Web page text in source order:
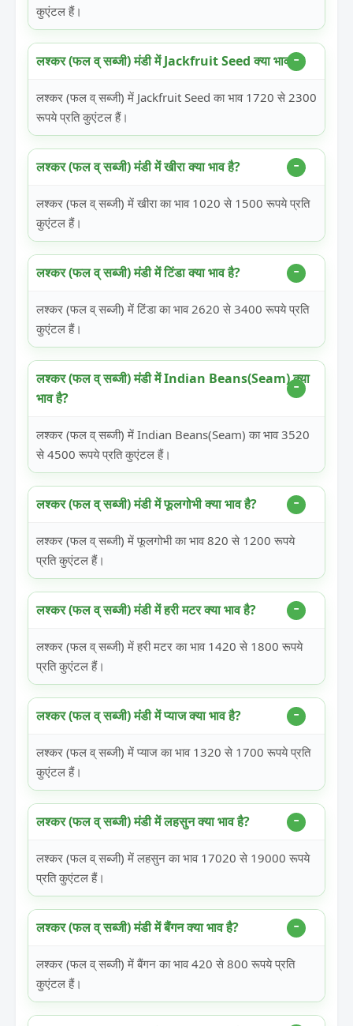
कुएंटल हैं।
लश्कर (फल व् सब्जी) मंडी में Jackfruit Seed क्या भाव है?
लश्कर (फल व् सब्जी) में Jackfruit Seed का भाव 1720 से 2300
रूपये प्रति कुएंटल हैं।
लश्कर (फल व् सब्जी) मंडी में खीरा क्या भाव है?
लश्कर (फल व् सब्जी) में खीरा का भाव 1020 से 1500 रूपये प्रति
कुएंटल हैं।
लश्कर (फल व् सब्जी) मंडी में टिंडा क्या भाव है?
लश्कर (फल व् सब्जी) में टिंडा का भाव 2620 से 3400 रूपये प्रति
कुएंटल हैं।
लश्कर (फल व् सब्जी) मंडी में Indian Beans(Seam) क्या
भाव है?
लश्कर (फल व् सब्जी) में Indian Beans(Seam) का भाव 3520
से 4500 रूपये प्रति कुएंटल हैं।
लश्कर (फल व् सब्जी) मंडी में फूलगोभी क्या भाव है?
लश्कर (फल व् सब्जी) में फूलगोभी का भाव 820 से 1200 रूपये
प्रति कुएंटल हैं।
लश्कर (फल व् सब्जी) मंडी में हरी मटर क्या भाव है?
लश्कर (फल व् सब्जी) में हरी मटर का भाव 1420 से 1800 रूपये
प्रति कुएंटल हैं।
लश्कर (फल व् सब्जी) मंडी में प्याज क्या भाव है?
लश्कर (फल व् सब्जी) में प्याज का भाव 1320 से 1700 रूपये प्रति
कुएंटल हैं।
लश्कर (फल व् सब्जी) मंडी में लहसुन क्या भाव है?
लश्कर (फल व् सब्जी) में लहसुन का भाव 17020 से 19000 रूपये
प्रति कुएंटल हैं।
लश्कर (फल व् सब्जी) मंडी में बैंगन क्या भाव है?
लश्कर (फल व् सब्जी) में बैंगन का भाव 420 से 800 रूपये प्रति
कुएंटल हैं।